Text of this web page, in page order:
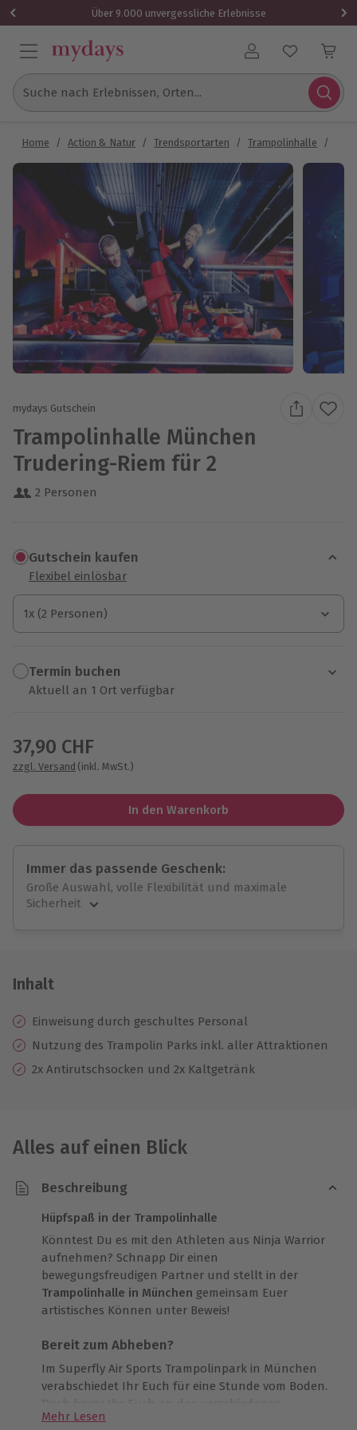
Über 9.000 unvergessliche Erlebnisse
Benutzerkonto
Suche nach Erlebnissen, Orten...
Home / Action & Natur / Trendsportarten / Trampolinhalle /
mydays Gutschein
Trampolinhalle München
Trudering-Riem für 2
2 Personen
Gutschein kaufen
Flexibel einlösbar
1x (2 Personen)
1x (2 Personen)
1x (2 Personen)
Termin buchen
Aktuell an 1 Ort verfügbar
37,90 CHF
zzgl. Versand (inkl. MwSt.)
In den Warenkorb
Immer das passende Geschenk:
Große Auswahl, volle Flexibilität und maximale
Sicherheit
Jeder Gutschein für alle Erlebnisse einlösbar.
10 Jahre gültig & verlängerbar.
Inhalt
Einweisung durch geschultes Personal
Nutzung des Trampolin Parks inkl. aller Attraktionen
2x Antirutschsocken und 2x Kaltgetränk
Alles auf einen Blick
Beschreibung
Hüpfspaß in der Trampolinhalle
Könntest Du es mit den Athleten aus Ninja Warrior
aufnehmen? Schnapp Dir einen
bewegungsfreudigen Partner und stellt in der
Trampolinhalle in München gemeinsam Euer
artistisches Können unter Beweis!
Bereit zum Abheben?
Im Superfly Air Sports Trampolinpark in München
verabschiedet Ihr Euch für eine Stunde vom Boden.
Doch bevor Ihr Euch an den verschiedenen
Attraktionen austoben dürft, erhaltet Ihr eine
Mehr Lesen